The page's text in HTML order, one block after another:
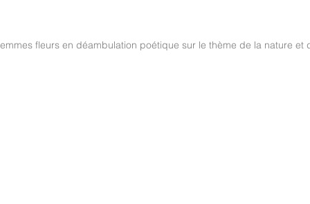
fleurs en déambulation poétique sur le thème de la nature et